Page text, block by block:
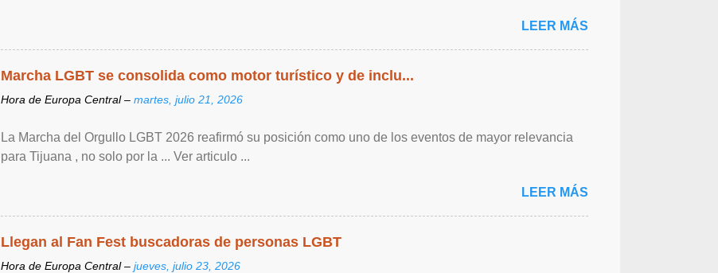
LEER MÁS
Marcha LGBT se consolida como motor turístico y de inclu...
Hora de Europa Central – martes, julio 21, 2026
La Marcha del Orgullo LGBT 2026 reafirmó su posición como uno de los eventos de mayor relevancia
para Tijuana , no solo por la ... Ver articulo ...
LEER MÁS
Llegan al Fan Fest buscadoras de personas LGBT
Hora de Europa Central – jueves, julio 23, 2026